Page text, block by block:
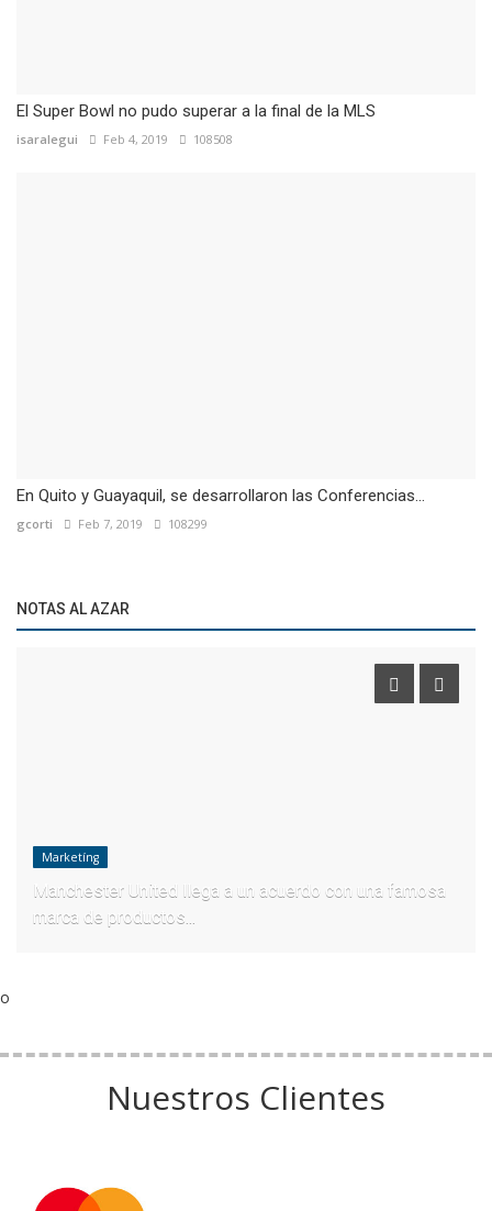
El Super Bowl no pudo superar a la final de la MLS
isaralegui Feb 4, 2019 108508
En Quito y Guayaquil, se desarrollaron las Conferencias...
gcorti Feb 7, 2019 108299
NOTAS AL AZAR
Marketíng
Manchester United llega a un acuerdo con una famosa
marca de productos...
o
Nuestros Clientes